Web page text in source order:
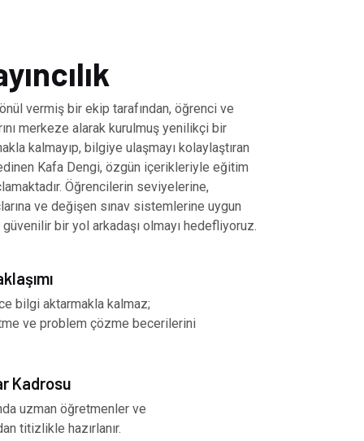
vermiş bir ekip tarafından, öğrenci ve
merkeze alarak kurulmuş yenilikçi bir
kalmayıp, bilgiye ulaşmayı kolaylaştıran
Kafa Dengi, özgün içerikleriyle eğitim
Öğrencilerin seviyelerine,
ve değişen sınav sistemlerine uygun
bir yol arkadaşı olmayı hedefliyoruz.
bilgi aktarmakla kalmaz;
ve problem çözme becerilerini
Kadrosu
uzman öğretmenler ve
titizlikle hazırlanır.